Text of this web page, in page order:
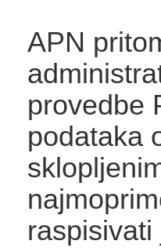
APN
provedbe
podataka